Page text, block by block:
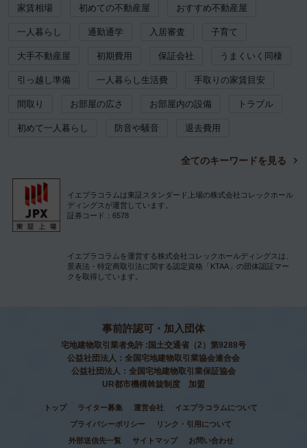
家賃相場 初めての不動産屋 おすすめ不動産屋
一人暮らし 通勤通学 入居審査 子育て
大手不動産屋 初期費用 保証会社 うまくいく同棲
引っ越し準備 一人暮らし生活費 手取りの家賃目安
間取り お部屋の広さ お部屋内の設備 トラブル
初めて一人暮らし 防音や騒音 退去費用
全てのキーワードを見る
イエプラコラムは東証スタンダード上場の株式会社コレックホール
ディングスが運営しています。
証券コード：6578
イエプラコラムを運営する株式会社コレックホールディングスは、
景表法・特定商取引法に関する認定資格「KTAA」の団体認証マー
クを取得しています。
事前許認可・加入団体
宅地建物取引業者免許 :国土交通省（2）第9288号
公益社団法人：全国宅地建物取引業協会連合会
公益社団法人：全国宅地建物取引業保証協会
UR都市機構斡旋制度 加盟
トップ ライター募集 運営会社
イエプラコラムについて
プライバシーポリシー
リンク・引用について
外部送信先一覧
サイトマップ お問い合わせ